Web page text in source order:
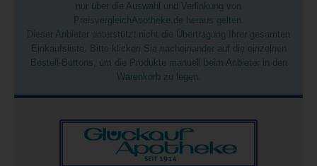
nur über die Auswahl und Verlinkung von
PreisvergleichApotheke.de heraus gelten.
Dieser Anbieter unterstützt nicht die Übertragung Ihrer gesamten
Einkaufsliste. Bitte klicken Sie nacheinander auf die einzelnen
Bestell-Buttons, um die Produkte manuell beim Anbieter in den
Warenkorb zu legen.